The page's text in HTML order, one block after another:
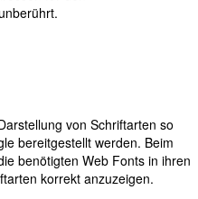
von Schriftarten so
bereitgestellt werden. Beim
benötigten Web Fonts in ihren
korrekt anzuzeigen.